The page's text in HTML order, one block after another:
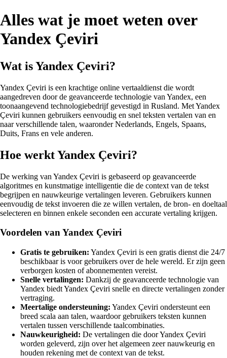
Alles wat je moet weten over
Yandex Çeviri
Wat is Yandex Çeviri?
Yandex Çeviri is een krachtige online vertaaldienst die wordt
aangedreven door de geavanceerde technologie van Yandex, een
toonaangevend technologiebedrijf gevestigd in Rusland. Met Yandex
Çeviri kunnen gebruikers eenvoudig en snel teksten vertalen van en
naar verschillende talen, waaronder Nederlands, Engels, Spaans,
Duits, Frans en vele anderen.
Hoe werkt Yandex Çeviri?
De werking van Yandex Çeviri is gebaseerd op geavanceerde
algoritmes en kunstmatige intelligentie die de context van de tekst
begrijpen en nauwkeurige vertalingen leveren. Gebruikers kunnen
eenvoudig de tekst invoeren die ze willen vertalen, de bron- en doeltaal
selecteren en binnen enkele seconden een accuratе vertaling krijgen.
Voordelen van Yandex Çeviri
Gratis te gebruiken: Yandex Çeviri is een gratis dienst die 24/7
beschikbaar is voor gebruikers over de hele wereld. Er zijn geen
verborgen kosten of abonnementen vereist.
Snelle vertalingen: Dankzij de geavanceerde technologie van
Yandex biedt Yandex Çeviri snelle en directe vertalingen zonder
vertraging.
Meertalige ondersteuning: Yandex Çeviri ondersteunt een
breed scala aan talen, waardoor gebruikers teksten kunnen
vertalen tussen verschillende taalcombinaties.
Nauwkeurigheid: De vertalingen die door Yandex Çeviri
worden geleverd, zijn over het algemeen zeer nauwkeurig en
houden rekening met de context van de tekst.